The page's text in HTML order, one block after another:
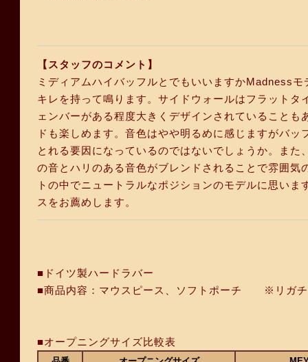
【スタッフのコメント】
ミディアムハイバッフルとでもいいますかMadness
キレを持って鳴ります。サイドウォールはフラット
ェンバーがある程度大きくデザインされていること
ドも楽しめます。音色はやや明るめに感じますがバ
とれる要因になっているのではないでしょうか。ま
の音とハリのある音色がブレンドされることで雰囲
トの中でニュートラルなポジションのモデルに思い
スをお薦めします。
■ドイツ製ハードラバー
■商品内容：マウスピース、ソフトポーチ ※リガチ
■オープニングサイズ比較表